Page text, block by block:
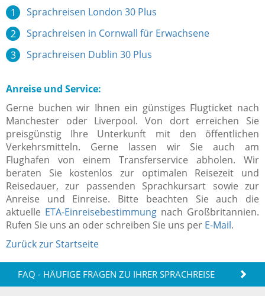
Sprachreisen London 30 Plus
Sprachreisen in Cornwall für Erwachsene
Sprachreisen Dublin 30 Plus
Anreise und Service:
Gerne buchen wir Ihnen ein günstiges Flugticket nach
Manchester oder Liverpool. Von dort erreichen Sie
preisgünstig Ihre Unterkunft mit den öffentlichen
Verkehrsmitteln. Gerne lassen wir Sie auch am
Flughafen von einem Transferservice abholen. Wir
beraten Sie kostenlos zur optimalen Reisezeit und
Reisedauer, zur passenden Sprachkursart sowie zur
Anreise und Einreise. Bitte beachten Sie auch die
aktuelle ETA-Einreisebestimmung nach Großbritannien.
Rufen Sie uns an oder schreiben Sie uns per E-Mail.
Zurück zur Startseite
FAQ - HÄUFIGE FRAGEN ZU IHRER SPRACHREISE